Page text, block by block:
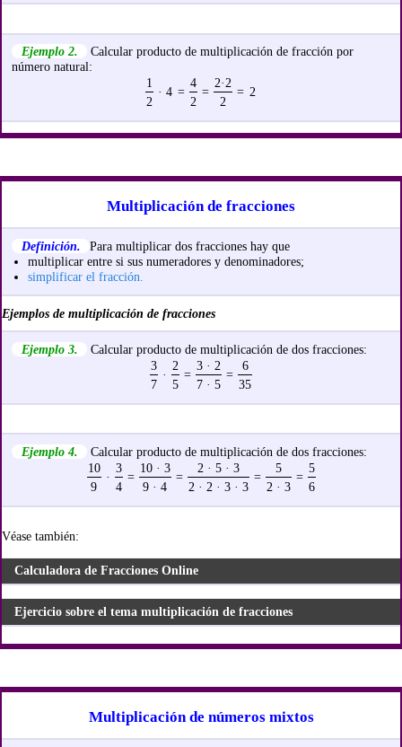
Ejemplo 2.
Calcular producto de multiplicación de fracción por
número natural:
1
· 4 =
4
=
2·2
= 2
2 2 2
Multiplicación de fracciones
Definición.
Para multiplicar dos fracciones hay que
multiplicar entre si sus numeradores y denominadores;
simplificar el fracción.
Ejemplos de multiplicación de fracciones
Ejemplo 3.
Calcular producto de multiplicación de dos fracciones:
3
·
2
=
3 · 2
=
6
7
5 7 · 5 35
Ejemplo 4.
Calcular producto de multiplicación de dos fracciones:
10
·
3
=
10 · 3
=
2 · 5 · 3
=
5
=
5
9
4 9 · 4 2 · 2 · 3 · 3 2 · 3 6
Véase también:
Calculadora de Fracciones Online
Ejercicio sobre el tema multiplicación de fracciones
Multiplicación de números mixtos